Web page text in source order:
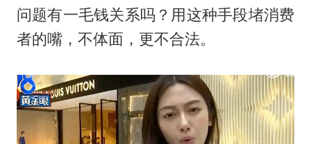
问题有一毛钱关系吗？用这种手段堵消费
者的嘴，不体面，更不合法。